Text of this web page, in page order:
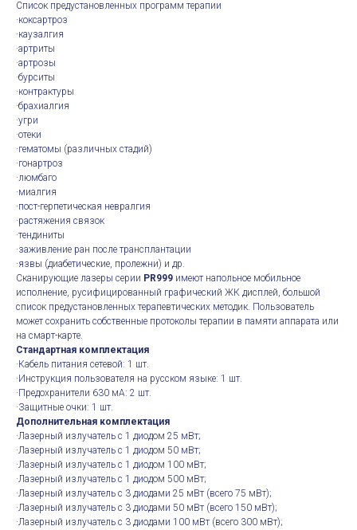
Список предустановленных программ терапии
·коксартроз
·каузалгия
·артриты
·артрозы
·бурситы
·контрактуры
·брахиалгия
·угри
·отеки
·гематомы (различных стадий)
·гонартроз
·люмбаго
·миалгия
·пост-герпетическая невралгия
·растяжения связок
·тендиниты
·заживление ран после трансплантации
·язвы (диабетические, пролежни) и др.
Сканирующие лазеры серии PR999 имеют напольное мобильное
исполнение, русифицированный графический ЖК дисплей, большой
список предустановленных терапевтических методик. Пользователь
может сохранить собственные протоколы терапии в памяти аппарата или
на cмарт-карте.
Стандартная комплектация
·Кабель питания сетевой: 1 шт.
·Инструкция пользователя на русском языке: 1 шт.
·Предохранители 630 мА: 2 шт.
·Защитные очки: 1 шт.
Дополнительная комплектация
·Лазерный излучатель с 1 диодом 25 мВт;
·Лазерный излучатель с 1 диодом 50 мВт;
·Лазерный излучатель с 1 диодом 100 мВт;
·Лазерный излучатель с 1 диодом 500 мВт;
·Лазерный излучатель с 3 диодами 25 мВт (всего 75 мВт);
·Лазерный излучатель с 3 диодами 50 мВт (всего 150 мВт);
·Лазерный излучатель с 3 диодами 100 мВт (всего 300 мВт);